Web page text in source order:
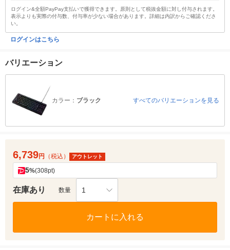
ログイン&全額PayPay支払いで獲得できます。原則として税抜金額に対し付与されます。
表示よりも実際の付与数、付与率が少ない場合があります。詳細は内訳からご確認くださ
い。
ログインはこちら
バリエーション
カラー： ブラック すべてのバリエーションを見る
6,739円 （税込） アウトレット
5%(308pt)
在庫あり 数量 1
カートに入れる